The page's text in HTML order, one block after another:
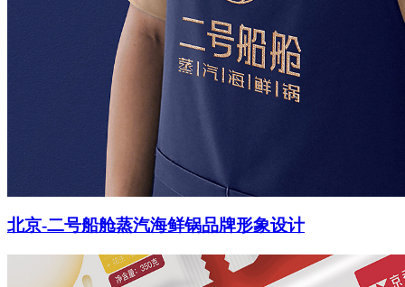
北京-二号船舱蒸汽海鲜锅品牌形象设计